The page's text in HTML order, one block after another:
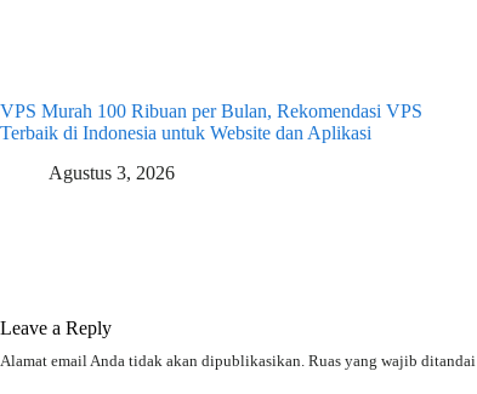
VPS Murah 100 Ribuan per Bulan, Rekomendasi VPS
Terbaik di Indonesia untuk Website dan Aplikasi
Agustus 3, 2026
Leave a Reply
Alamat email Anda tidak akan dipublikasikan. Ruas yang wajib ditandai